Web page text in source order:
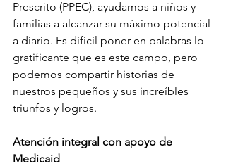
Prescrito (PPEC), ayudamos a niños y
familias a alcanzar su máximo potencial
a diario. Es difícil poner en palabras lo
gratificante que es este campo, pero
podemos compartir historias de
nuestros pequeños y sus increíbles
triunfos y logros.
Atención integral con apoyo de
Medicaid